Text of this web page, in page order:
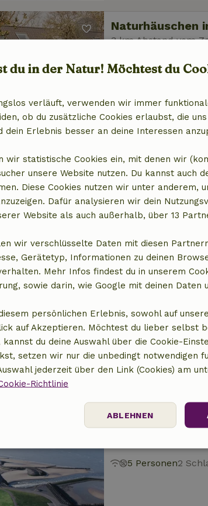
Naturhäuschen
3 km Abstand vom
Naturhäuschen
3 km Abstand vom
5 Personen2
Naturhäuschen
3 km Abstand vom
7 Personen3
Naturhäuschen
5 Personen2
du in der Natur! Möchtest du
verläuft, verwenden wir immer
ob du zusätzliche Cookies erlaubst, die
dein Erlebnis besser an deine Interessen
wir statistische Cookies ein, mit denen wir
unsere Website nutzen. Du kannst auch
Diese Cookies nutzen wir unter anderem,
Dafür analysieren wir dein
Website als auch außerhalb, über 13
wir verschlüsselte Daten mit diesen
Gerätetyp, Informationen zu deinen
Mehr Infos findest du in unserem
sowie darin, wie Google mit deinen Daten
persönlichen Erlebnis, sowohl auf
auf Akzeptieren. Möchtest du lieber selbst
kannst du deine Auswahl über die Cookie-
setzen wir nur die unbedingt notwendigen
jederzeit über den Link (Cookies) am
Richtlinie
ABLEHNEN
Targeting Funktionalität